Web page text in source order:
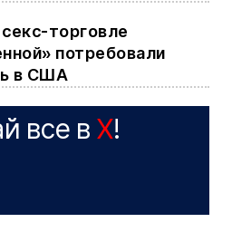
торговле
потребовали
в США
все в X!